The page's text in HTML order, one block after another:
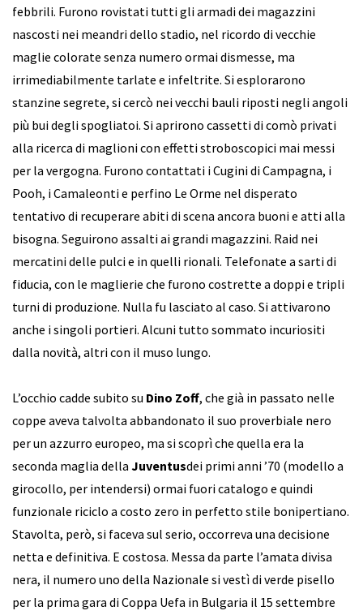
febbrili. Furono rovistati tutti gli armadi dei magazzini
nascosti nei meandri dello stadio, nel ricordo di vecchie
maglie colorate senza numero ormai dismesse, ma
irrimediabilmente tarlate e infeltrite. Si esplorarono
stanzine segrete, si cercò nei vecchi bauli riposti negli angoli
più bui degli spogliatoi. Si aprirono cassetti di comò privati
alla ricerca di maglioni con effetti stroboscopici mai messi
per la vergogna. Furono contattati i Cugini di Campagna, i
Pooh, i Camaleonti e perfino Le Orme nel disperato
tentativo di recuperare abiti di scena ancora buoni e atti alla
bisogna. Seguirono assalti ai grandi magazzini. Raid nei
mercatini delle pulci e in quelli rionali. Telefonate a sarti di
fiducia, con le maglierie che furono costrette a doppi e tripli
turni di produzione. Nulla fu lasciato al caso. Si attivarono
anche i singoli portieri. Alcuni tutto sommato incuriositi
dalla novità, altri con il muso lungo.
L’occhio cadde subito su Dino Zoff, che già in passato nelle
coppe aveva talvolta abbandonato il suo proverbiale nero
per un azzurro europeo, ma si scoprì che quella era la
seconda maglia della Juventusdei primi anni ’70 (modello a
girocollo, per intendersi) ormai fuori catalogo e quindi
funzionale riciclo a costo zero in perfetto stile bonipertiano.
Stavolta, però, si faceva sul serio, occorreva una decisione
netta e definitiva. E costosa. Messa da parte l’amata divisa
nera, il numero uno della Nazionale si vestì di verde pisello
per la prima gara di Coppa Uefa in Bulgaria il 15 settembre